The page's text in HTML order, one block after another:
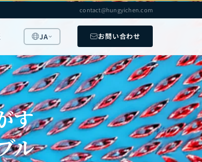
contact@hungyichen.com
JA お問い合わせ
す
ル